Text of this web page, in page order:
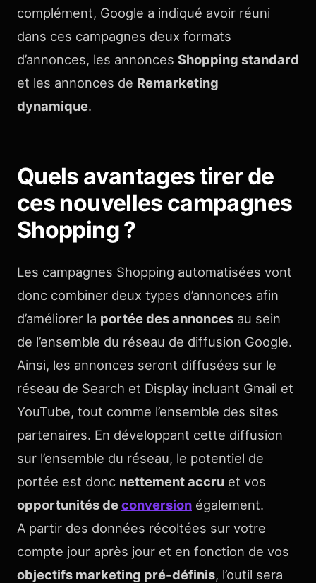
complément, Google a indiqué avoir réuni
dans ces campagnes deux formats
d’annonces, les annonces Shopping standard
et les annonces de Remarketing
dynamique.
Quels avantages tirer de
ces nouvelles campagnes
Shopping ?
Les campagnes Shopping automatisées vont
donc combiner deux types d’annonces afin
d’améliorer la portée des annonces au sein
de l’ensemble du réseau de diffusion Google.
Ainsi, les annonces seront diffusées sur le
réseau de Search et Display incluant Gmail et
YouTube, tout comme l’ensemble des sites
partenaires. En développant cette diffusion
sur l’ensemble du réseau, le potentiel de
portée est donc nettement accru et vos
opportunités deconversion également.
A partir des données récoltées sur votre
compte jour après jour et en fonction de vos
objectifs marketing pré-définis, l’outil sera